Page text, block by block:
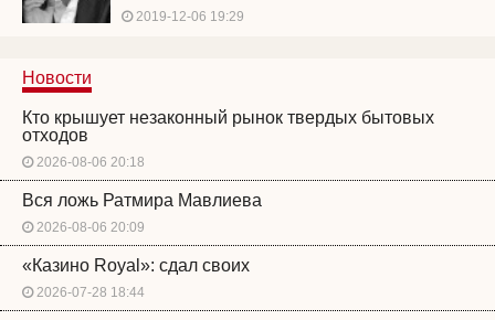
2019-12-06 19:29
Новости
Кто крышует незаконный рынок твердых бытовых
отходов
2026-08-06 20:18
Вся ложь Ратмира Мавлиева
2026-08-06 20:09
«Казино Royal»: сдал своих
2026-07-28 18:44